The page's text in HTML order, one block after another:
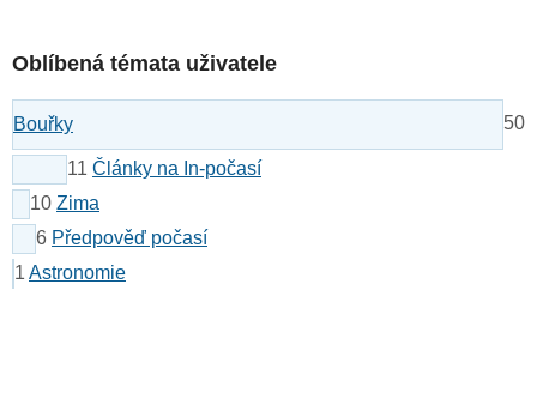
Oblíbená témata uživatele
Bouřky 50
11 Články na In-počasí
10 Zima
6 Předpověď počasí
1 Astronomie